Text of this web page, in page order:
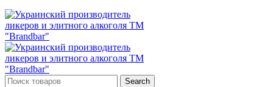
Search